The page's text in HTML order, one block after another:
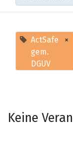
ActSafe
gem.
DGUV
×
Keine